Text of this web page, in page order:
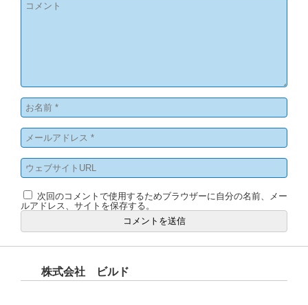
次回のコメントで使用するためブラウザーに自分の名前、メー
ルアドレス、サイトを保存する。
株式会社 ビルド